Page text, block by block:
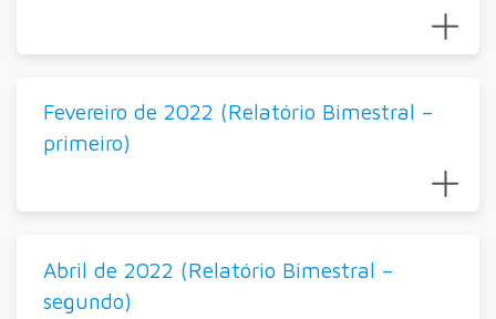
Fevereiro de 2022 (Relatório Bimestral –
primeiro)
Abril de 2022 (Relatório Bimestral –
segundo)